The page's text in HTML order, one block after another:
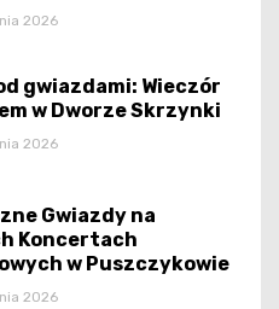
2026
gwiazdami: Wieczór
w Dworze Skrzynki
2026
Gwiazdy na
Koncertach
w Puszczykowie
2026